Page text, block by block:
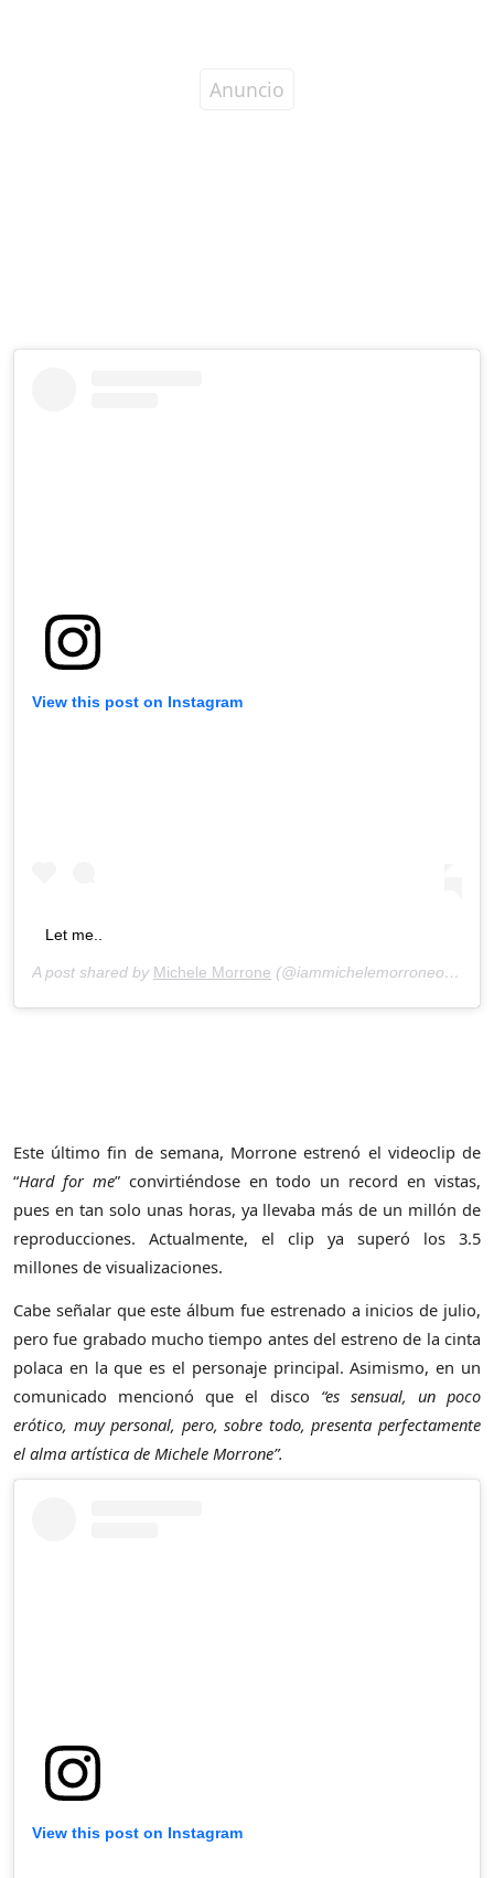
View this post on Instagram
Let me..
A post shared by Michele Morrone (@iammichelemorroneofficial) on
Este último fin de semana, Morrone estrenó el videoclip de
“Hard for me” convirtiéndose en todo un record en vistas,
pues en tan solo unas horas, ya llevaba más de un millón de
reproducciones. Actualmente, el clip ya superó los 3.5
millones de visualizaciones.
Cabe señalar que este álbum fue estrenado a inicios de julio,
pero fue grabado mucho tiempo antes del estreno de la cinta
polaca en la que es el personaje principal. Asimismo, en un
comunicado mencionó que el disco “es sensual, un poco
erótico, muy personal, pero, sobre todo, presenta perfectamente
el alma artística de Michele Morrone”.
View this post on Instagram